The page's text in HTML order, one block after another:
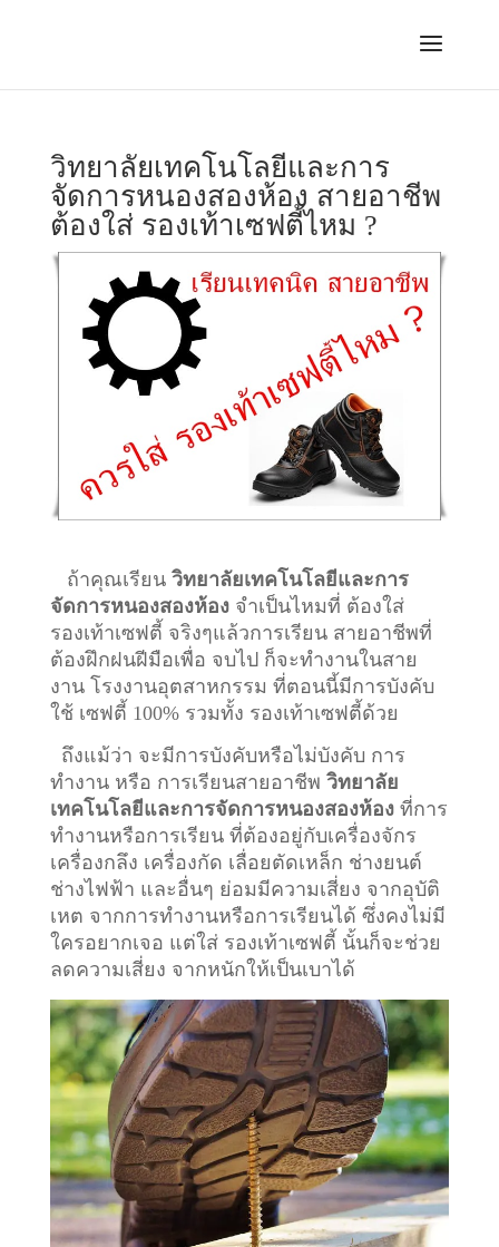
วิทยาลัยเทคโนโลยีและการ
จัดการหนองสองห้อง สายอาชีพ
ต้องใส่ รองเท้าเซฟตี้ไหม ?
ถ้าคุณเรียน วิทยาลัยเทคโนโลยีและการ
จัดการหนองสองห้องจำเป็นไหมที่ ต้องใส่
รองเท้าเซฟตี้ จริงๆแล้วการเรียน สายอาชีพที่
ต้องฝึกฝนฝีมือเพื่อ จบไป ก็จะทำงานในสาย
งาน โรงงานอุตสาหกรรม ที่ตอนนี้มีการบังคับ
ใช้ เซฟตี้ 100% รวมทั้ง รองเท้าเซฟตี้ด้วย
ถึงแม้ว่า จะมีการบังคับหรือไม่บังคับ การ
ทำงาน หรือ การเรียนสายอาชีพ วิทยาลัย
เทคโนโลยีและการจัดการหนองสองห้องที่การ
ทำงานหรือการเรียน ที่ต้องอยู่กับเครื่องจักร
เครื่องกลึง เครื่องกัด เลื่อยตัดเหล็ก ช่างยนต์
ช่างไฟฟ้า และอื่นๆ ย่อมมีความเสี่ยง จากอุบัติ
เหต จากการทำงานหรือการเรียนได้ ซึ่งคงไม่มี
ใครอยากเจอ แต่ใส่ รองเท้าเซฟตี้ นั้นก็จะช่วย
ลดความเสี่ยง จากหนักให้เป็นเบาได้